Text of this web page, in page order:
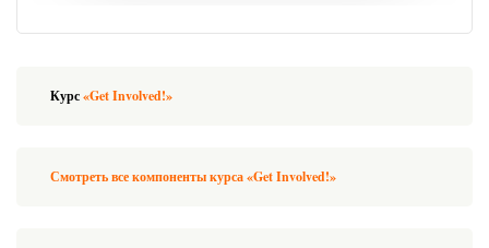
Курс«Get Involved!»
Смотреть все компоненты курса «Get Involved!»